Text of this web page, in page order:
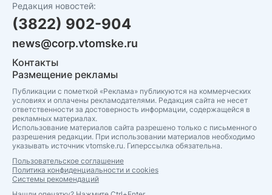
Редакция новостей:
(3822) 902-904
news@corp.vtomske.ru
Контакты
Размещение рекламы
Публикации с пометкой «Реклама» публикуются на коммерческих
условиях и оплачены рекламодателями. Редакция сайта не несет
ответственности за достоверность информации, содержащейся в
рекламных материалах.
Использование материалов сайта разрешено только с письменного
разрешения редакции. При использовании материалов необходимо
указывать источник vtomske.ru. Гиперссылка обязательна.
Пользовательское соглашение
Политика конфиденциальности и cookies
Системы рекомендаций